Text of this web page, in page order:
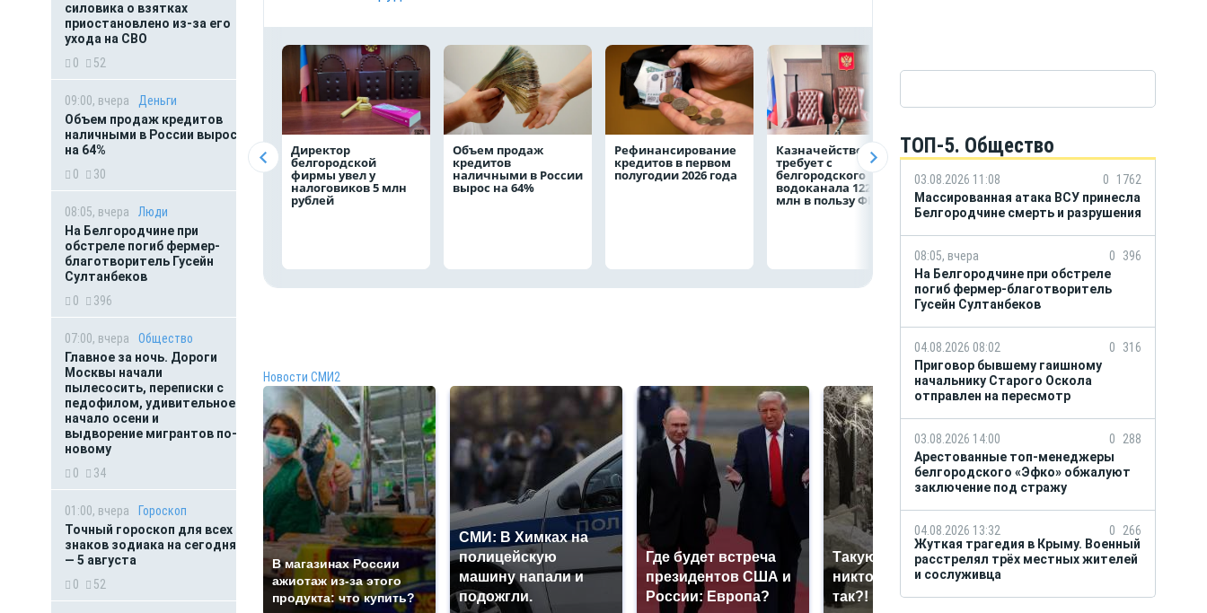
силовика о взятках
приостановлено из-за его
ухода на СВО
0
52
09:00, вчера
Деньги
Объем продаж кредитов
наличными в России вырос
на 64%
0
30
08:05, вчера
Люди
На Белгородчине при
обстреле погиб фермер-
благотворитель Гусейн
Султанбеков
0
396
07:00, вчера
Общество
Главное за ночь. Дороги
Москвы начали
пылесосить, переписки с
педофилом, удивительное
начало осени и
выдворение мигрантов по-
новому
0
34
01:00, вчера
Гороскоп
Точный гороскоп для всех
знаков зодиака на сегодня
— 5 августа
0
52
Директор
белгородской
фирмы увел у
налоговиков 5 млн
рублей
Объем продаж
кредитов
наличными в России
вырос на 64%
Рефинансирование
кредитов в первом
полугодии 2026 года
Казначейство
требует с
белгородского
водоканала 122,8
млн в пользу ФРТ
Александр Шуваев:
При поддержке
Национального
центра помощи
в Белгородской
области усилили
подразделение
«БАРС-Белгород»
млрд рублей
на строительство
складских
комплексов
Новости СМИ2
В магазинах России
ажиотаж из-за этого
продукта: что купить?
СМИ: В Химках на
полицейскую
машину напали и
подожгли.
Где будет встреча
президентов США и
России: Европа?
Такую зиму в России
никто не ждал: как
так?!
Как выглядит место
Кавказе: смотреть
ТОП-5. Общество
03.08.2026 11:08 0
1762
Массированная атака ВСУ принесла
Белгородчине смерть и разрушения
08:05, вчера 0
396
На Белгородчине при обстреле
погиб фермер-благотворитель
Гусейн Султанбеков
04.08.2026 08:02 0
316
Приговор бывшему гаишному
начальнику Старого Оскола
отправлен на пересмотр
03.08.2026 14:00 0
288
Арестованные топ-менеджеры
белгородского «Эфко» обжалуют
заключение под стражу
04.08.2026 13:32 0
266
Жуткая трагедия в Крыму. Военный
расстрелял трёх местных жителей
и сослуживца